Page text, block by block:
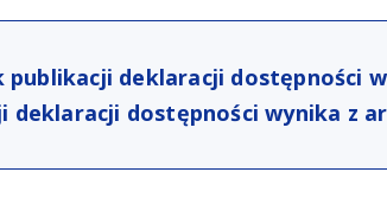
publikacji deklaracji dostępności
deklaracji dostępności wynika z